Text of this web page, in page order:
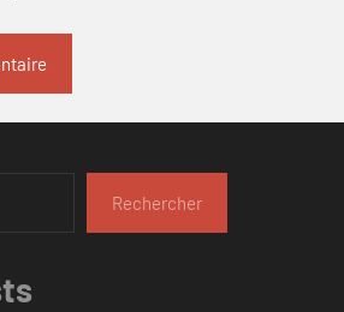
Rechercher